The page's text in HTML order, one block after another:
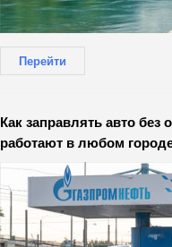
Перейти
Как заправлять авто без
работают в любом